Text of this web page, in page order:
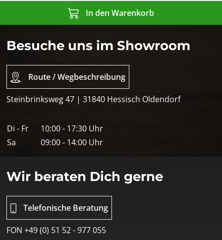
In den Warenkorb
Besuche uns im Showroom
Route / Wegbeschreibung
Steinbrinksweg 47 | 31840 Hessisch Oldendorf
Di - Fr
10:00 - 17:30 Uhr
Sa
09:00 - 14:00 Uhr
Wir beraten Dich gerne
Telefonische Beratung
FON +49 (0) 51 52 - 977 055